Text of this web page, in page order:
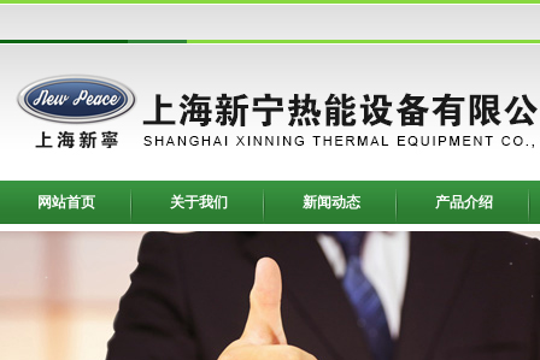
网站首页 关于我们 新闻动态 产品介绍